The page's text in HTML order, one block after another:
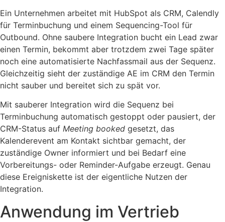
Ein Unternehmen arbeitet mit HubSpot als CRM, Calendly
für Terminbuchung und einem Sequencing-Tool für
Outbound. Ohne saubere Integration bucht ein Lead zwar
einen Termin, bekommt aber trotzdem zwei Tage später
noch eine automatisierte Nachfassmail aus der Sequenz.
Gleichzeitig sieht der zuständige AE im CRM den Termin
nicht sauber und bereitet sich zu spät vor.
Mit sauberer Integration wird die Sequenz bei
Terminbuchung automatisch gestoppt oder pausiert, der
CRM-Status auf Meeting booked gesetzt, das
Kalenderevent am Kontakt sichtbar gemacht, der
zuständige Owner informiert und bei Bedarf eine
Vorbereitungs- oder Reminder-Aufgabe erzeugt. Genau
diese Ereigniskette ist der eigentliche Nutzen der
Integration.
Anwendung im Vertrieb